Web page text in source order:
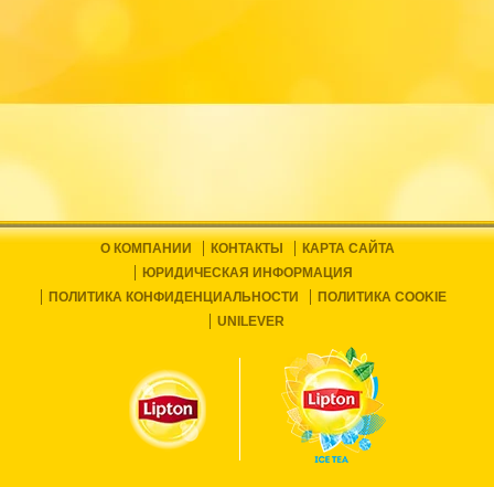
О КОМПАНИИ КОНТАКТЫ
КАРТА САЙТА
ЮРИДИЧЕСКАЯ ИНФОРМАЦИЯ
ПОЛИТИКА КОНФИДЕНЦИАЛЬНОСТИ
ПОЛИТИКА COOKIE
UNILEVER